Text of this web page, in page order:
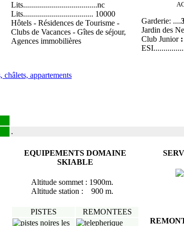
Lits.....................................nc
Lits................................... 10000
Hôtels - Résidences de Tourisme -
Clubs de Vacances - Gîtes de séjour,
Agences immobilières
Garderie: ....
Jardin des
Club Junior :
châlets, appartements
.
EQUIPEMENTS DOMAINE
SKIABLE
Altitude sommet : 1900m.
Altitude station : 900 m.
PISTES REMONTEES